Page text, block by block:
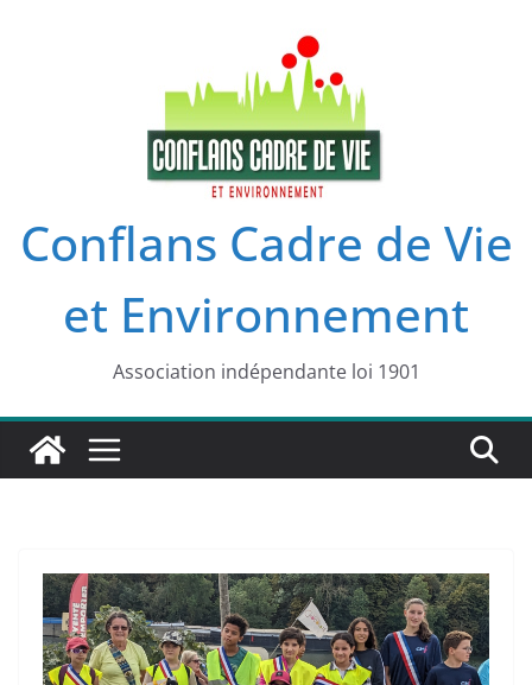
Conflans Cadre de Vie
et Environnement
Association indépendante loi 1901